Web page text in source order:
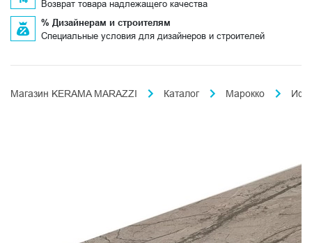
Возврат товара надлежащего качества
% Дизайнерам и строителям
Специальные условия для дизайнеров и строителей
Магазин KERAMA MARAZZI Каталог Марокко